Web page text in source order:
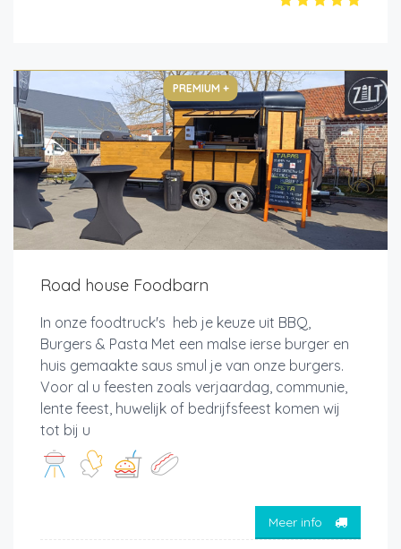
PREMIUM +
Road house Foodbarn
In onze foodtruck's heb je keuze uit BBQ,
Burgers & Pasta Met een malse ierse burger en
huis gemaakte saus smul je van onze burgers.
Voor al u feesten zoals verjaardag, communie,
lente feest, huwelijk of bedrijfsfeest komen wij
tot bij u
Meer info